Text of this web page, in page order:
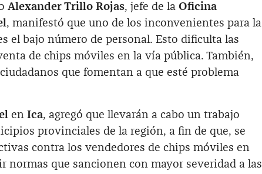
Alexander Trillo Rojas, jefe de la Oficina
, manifestó que uno de los inconvenientes para la
el bajo número de personal. Esto dificulta las
de chips móviles en la vía pública. También,
que fomentan a que esté problema
en Ica, agregó que llevarán a cabo un trabajo
provinciales de la región, a fin de que, se
contra los vendedores de chips móviles en
normas que sancionen con mayor severidad a las